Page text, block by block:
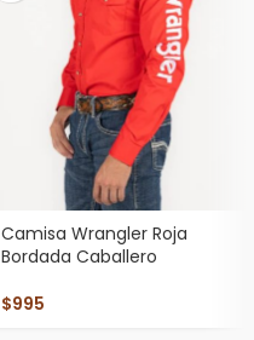
Camisa Wrangler Roja
Bordada Caballero
$995